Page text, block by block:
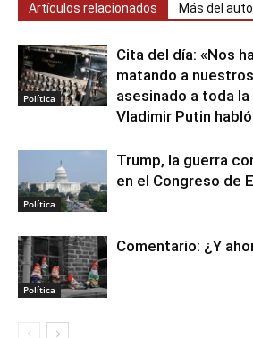
Artículos relacionados Más del
Política
Cita del día: «Nos
matando a
asesinado a toda
Vladimir Putin
Política
Trump, la guerra
en el Congreso de
Política
Comentario: ¿Y